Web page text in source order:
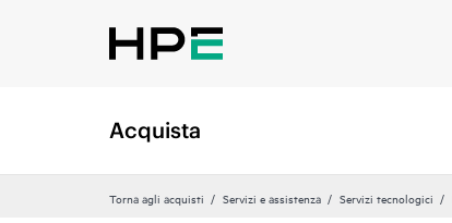
Acquista
Torna agli acquisti Servizi e assistenza Servizi tecnologici